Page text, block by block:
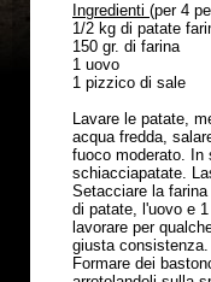
Ingredienti (per 4
1/2 kg di patate
150 gr. di farina
1 uovo
1 pizzico di sale
Lavare le patate,
acqua fredda,
fuoco moderato. In
schiacciapatate.
Setacciare la
di patate, l'uovo e
lavorare per
giusta consistenza.
Formare dei